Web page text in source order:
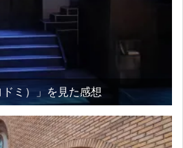
ミ）」を見た感想